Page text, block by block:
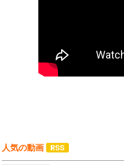
人気の動画